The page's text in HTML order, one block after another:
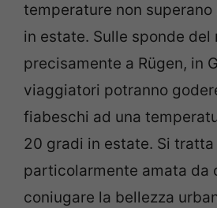
temperature non
in estate. Sulle sponde del
precisamente a Rügen, in
viaggiatori potranno
fiabeschi ad una
20 gradi in estate. Si tratta
particolarmente amata da
coniugare la bellezza